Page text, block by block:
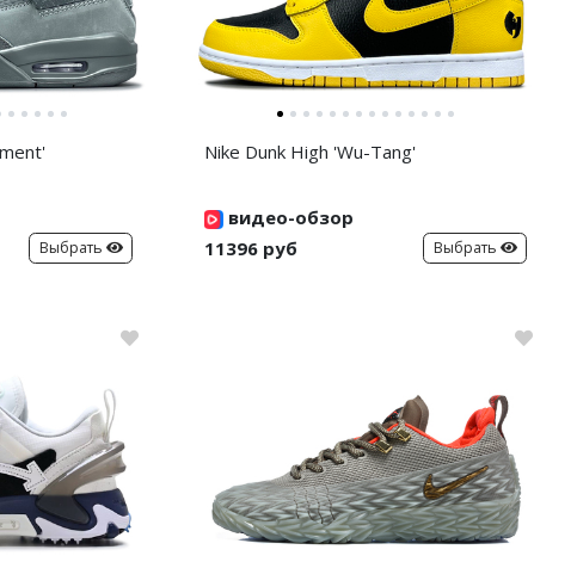
Выбрать
Nike Dunk High 'Wu-Tang'
видео-обзор
11396 руб
Выбрать